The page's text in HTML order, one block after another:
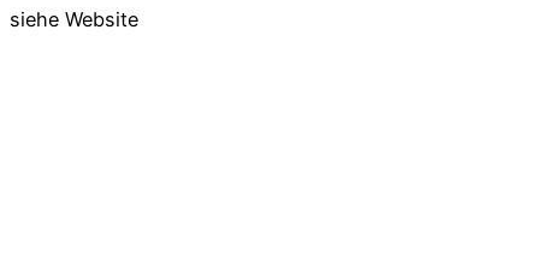
siehe Website